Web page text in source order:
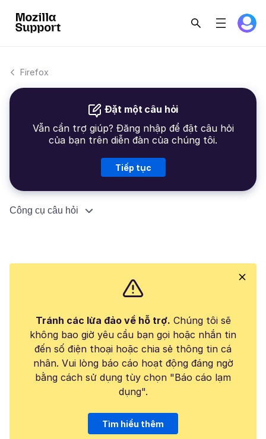
Firefox
Đặt một câu hỏi
Vẫn cần trợ giúp? Đăng nhập để đặt câu hỏi
của bạn trên diễn đàn của chúng tôi.
Tiếp tục
Công cụ câu hỏi
Tránh các lừa đảo về hỗ trợ. Chúng tôi sẽ
không bao giờ yêu cầu bạn gọi hoặc nhắn tin
đến số điện thoại hoặc chia sẻ thông tin cá
nhân. Vui lòng báo cáo hoạt động đáng ngờ
bằng cách sử dụng tùy chọn "Báo cáo lạm
dụng".
Tìm hiểu thêm